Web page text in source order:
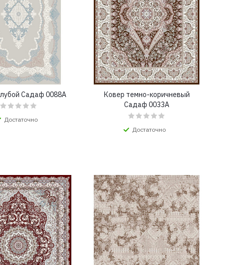
Садаф 0088A
Достаточно
Ковер темно-коричневый
Садаф 0033A
Достаточно